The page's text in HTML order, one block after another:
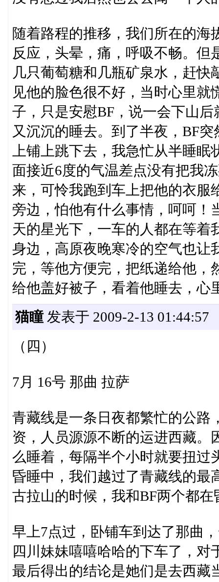
随着路程的推移，我们所在的海
反应，头晕，痛，呼吸不畅。
几只葡萄糖和几瓶矿泉水，赶
见他的脸色很不好，当时心里
子，只是安慰BF，说一会下山
又沉沉的睡去。到了半夜，BF
上铺上跳下去，我急忙从半睡
面接近6度的气温差点没有把我
来，可怜我跑到车上把他的衣服
旁边，怕他有什么事情，呵呵！
天的星光下，一车的人都在等着
身边，高原夜晚寒冷的空气也让
完，等他方便完，把纸递给他，
给他盖好被子，看着他睡去，心
猫瞳发表于 2009-2-13 01:44:57
（四）
7月 16号 那曲 拉萨
青藏线是一条日夜都繁忙的公路
资，人员源源不断的运进西藏。
么睡着，每隔半个小时就要扭过
昏睡中，我们越过了青藏线的最
古拉山的时候，我和BF两个都
早上7点过，卧铺车到达了那曲
四川妹妹嘻嘻哈哈的下车了，对
最后得出的结论是她们是去西藏